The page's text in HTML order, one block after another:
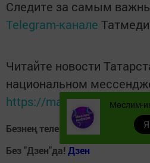
Следите за самым
Telegram-канале
Читайте новости
национальном
https://max.ru/tatmedia
Безнең телеграм каналга
Без "Дзен"да! Дзен
Мөслим-